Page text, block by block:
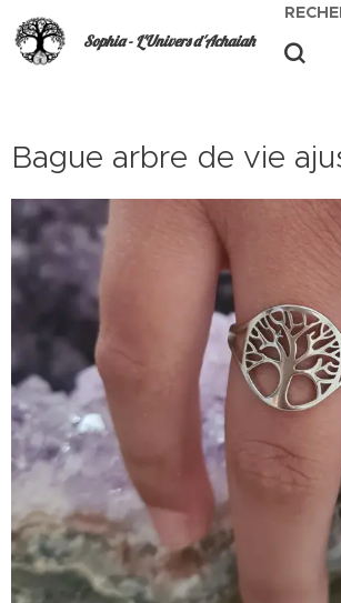
Sophia - L'Univers d'Achaiah
Bague arbre de vie